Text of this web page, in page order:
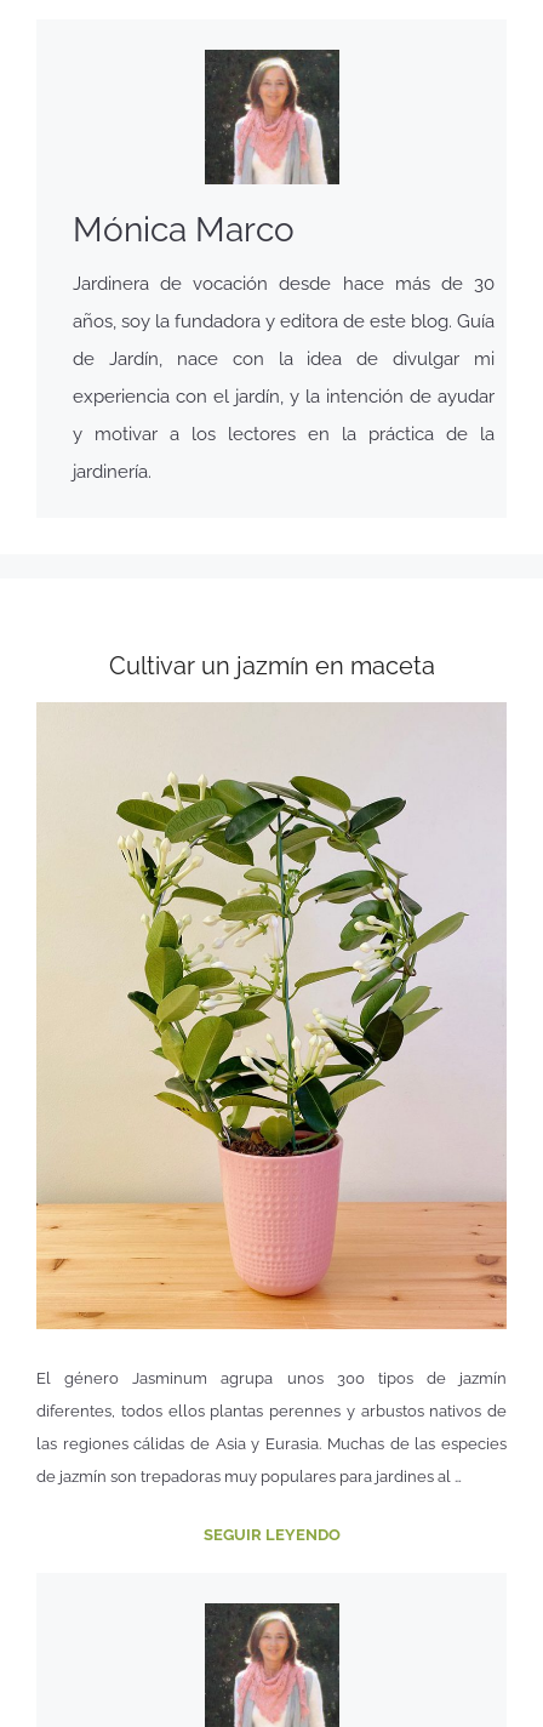
Mónica Marco
Jardinera de vocación desde hace más de 30
años, soy la fundadora y editora de este blog. Guía
de Jardín, nace con la idea de divulgar mi
experiencia con el jardín, y la intención de ayudar
y motivar a los lectores en la práctica de la
jardinería.
Cultivar un jazmín en maceta
El género Jasminum agrupa unos 300 tipos de jazmín
diferentes, todos ellos plantas perennes y arbustos nativos de
las regiones cálidas de Asia y Eurasia. Muchas de las especies
de jazmín son trepadoras muy populares para jardines al …
SEGUIR LEYENDO